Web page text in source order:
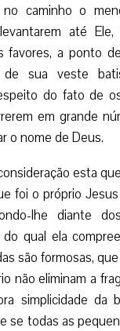
caminho o
até Ele,
favores, a ponto
de sua veste
do fato de
em grande
o nome de Deus.
esta
foi o próprio
lhe diante
do qual ela
são formosas,
não eliminam a
simplicidade da
se todas as